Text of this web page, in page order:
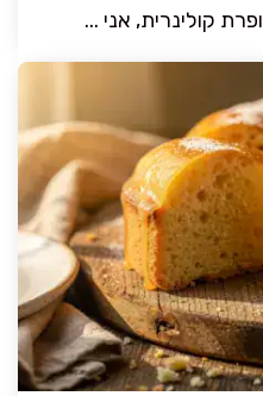
קולינרית, אני ...